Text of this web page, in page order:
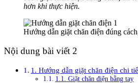
hơn khi thực hiện.
Hướng dẫn giặt chăn điện đúng
Nội dung bài viết 2
1. Hướng dẫn giặt chăn điện chi
1.1. Giặt chăn điện bằng tay